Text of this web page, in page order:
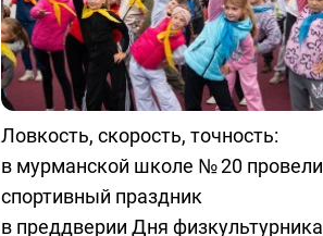
Ловкость, скорость, точность:
в мурманской школе № 20 провели
спортивный праздник
в преддверии Дня физкультурника